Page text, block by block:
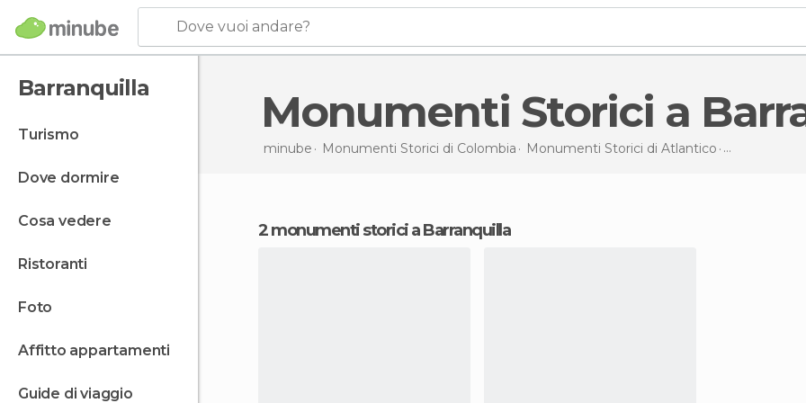
Dove vuoi andare?
Barranquilla
turismo
dove dormire
cosa vedere
ristoranti
foto
affitto appartamenti
guide di viaggio
Monumenti Storici a
minube Monumenti Storici di Colombia Monumenti Storici di Atlantico Monumenti
2 monumenti storici a Barranquilla